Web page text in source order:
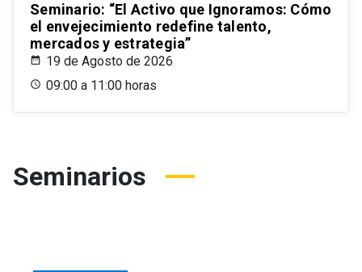
Seminario: “El Activo que Ignoramos: Cómo
el envejecimiento redefine talento,
mercados y estrategia”
19 de Agosto de 2026
09:00 a 11:00 horas
Seminarios